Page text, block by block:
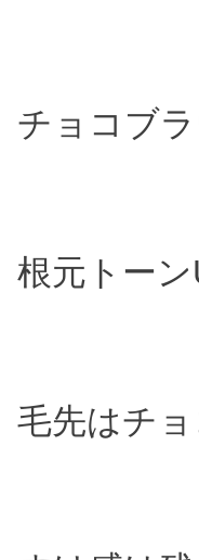
チョコブ
根元トー
毛先はチ